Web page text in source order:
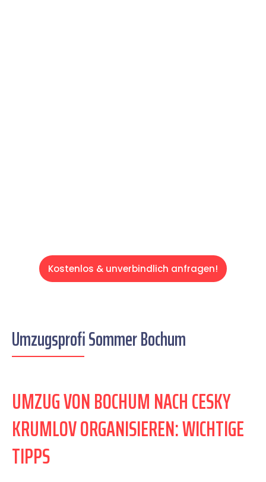
Kostenlos & unverbindlich anfragen!
Umzugsprofi Sommer Bochum
UMZUG VON BOCHUM NACH CESKY
KRUMLOV ORGANISIEREN: WICHTIGE
TIPPS